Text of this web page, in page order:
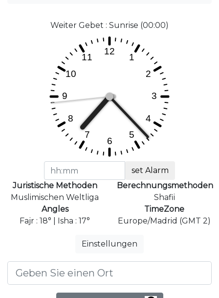
Weiter Gebet : Sunrise (00:00)
set Alarm
Juristische Methoden
Muslimischen Weltliga
Berechnungsmethoden
Shafii
Angles
Fajr : 18° | Isha : 17°
TimeZone
Europe/Madrid (GMT 2)
Einstellungen